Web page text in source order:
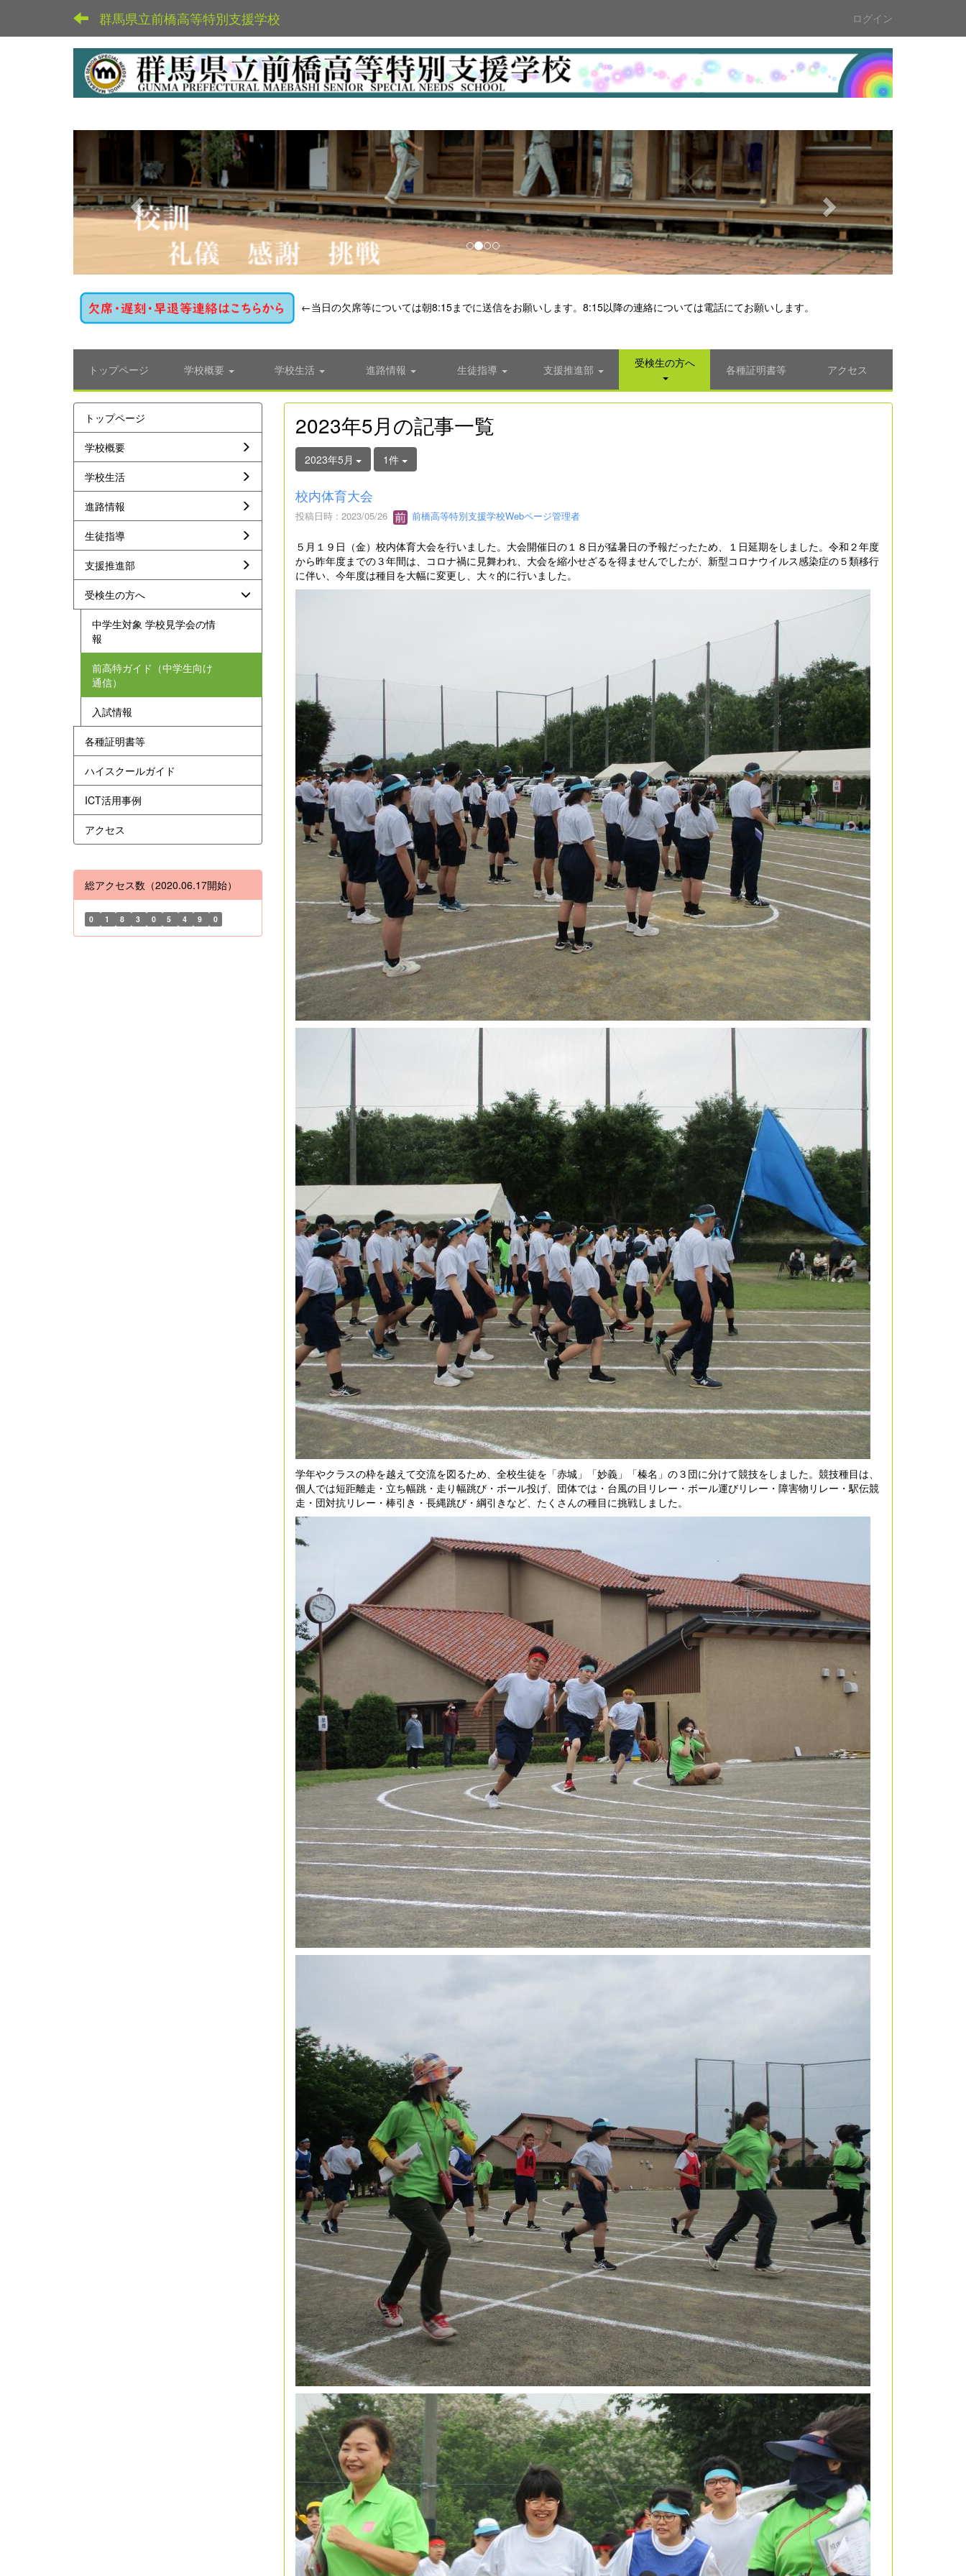
群馬県立前橋高等特別支援学校 ログイン
e
v
i
s
n
e
x
t
←当日の欠席等については朝8:15までに送信をお願いします。8:15以降の連絡については電話にてお願いします。
トップページ 学校概要 学校生活 進路情報 生徒指導 支援推進部 受検生の方へ 各種証明書等 アクセス
2023年5月の記事一覧
2023年5月 1件
校内体育大会
投稿日時 : 2023/05/26 前橋高等特別支援学校Webページ管理者
５月１９日（金）校内体育大会を行いました。大会開催日の１８日が猛暑日の予報だったため、１日延期をしました。令和２年度
から昨年度までの３年間は、コロナ禍に見舞われ、大会を縮小せざるを得ませんでしたが、新型コロナウイルス感染症の５類移行
に伴い、今年度は種目を大幅に変更し、大々的に行いました。
学年やクラスの枠を越えて交流を図るため、全校生徒を「赤城」「妙義」「榛名」の３団に分けて競技をしました。競技種目は、
個人では短距離走・立ち幅跳・走り幅跳び・ボール投げ、団体では・台風の目リレー・ボール運びリレー・障害物リレー・駅伝競
走・団対抗リレー・棒引き・長縄跳び・綱引きなど、たくさんの種目に挑戦しました。
トップページ
学校概要
学校生活
進路情報
生徒指導
支援推進部
受検生の方へ
中学生対象 学校見学会の情
報
前高特ガイド（中学生向け
通信）
入試情報
各種証明書等
ハイスクールガイド
ICT活用事例
アクセス
総アクセス数（2020.06.17開始）
0 1 8 3 0 5 4 9 0